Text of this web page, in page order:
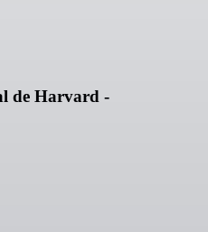
de Harvard -